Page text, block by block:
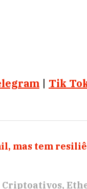
| Tik
mas tem
Criptoativos